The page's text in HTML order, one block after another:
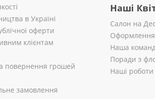
в Україні
оферти
клієнтам
повернення грошей
замовлення
Наші
Салон на
Наша
Поради з
Наші роботи